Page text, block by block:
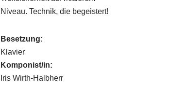
Niveau. Technik, die begeistert!
Besetzung:
Klavier
Komponist/in:
Iris Wirth-Halbherr